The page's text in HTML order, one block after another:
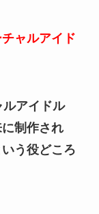
ャルアイド
アイドル
制作され
う役どころ